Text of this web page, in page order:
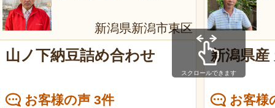
新潟県新潟市東区
山ノ下納豆詰め合わせ
お客様の声 3件
新潟県産
お客様
スクロールできます